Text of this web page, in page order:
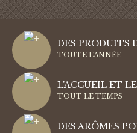
DES PRODUITS
TOUTE L'ANNÉE
L'ACCUEIL ET
TOUT LE TEMPS
DES ARÔMES